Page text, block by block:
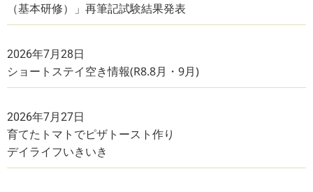
（基本研修）」再筆記試験結果発表
2026年7月28日
ショートステイ空き情報(R8.8月・9月)
2026年7月27日
育てたトマトでピザトースト作り
デイライフいきいき